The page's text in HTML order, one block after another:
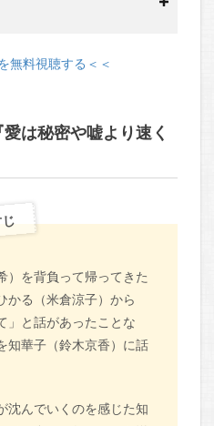
無料視聴する＜＜
は秘密や嘘より速く
）を背負って帰ってきた
かる（米倉涼子）から
」と話があったことな
知華子（鈴木京香）に話
沈んでいくのを感じた知